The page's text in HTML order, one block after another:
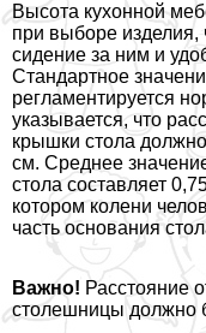
Высота кухонной
при выборе изделия,
сидение за ним и
Стандартное
регламентируется
указывается, что
крышки стола
см. Среднее
стола составляет
котором колени
часть основания
Важно! Расстояние
столешницы должно